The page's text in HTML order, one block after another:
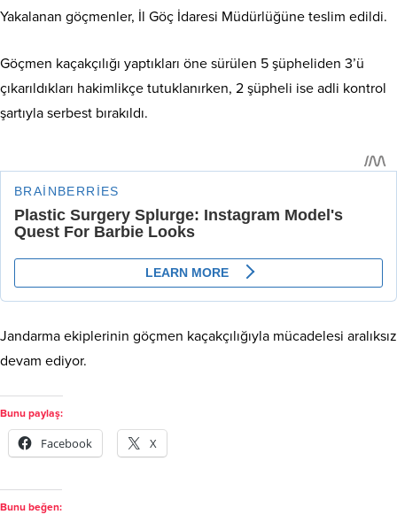
Yakalanan göçmenler, İl Göç İdaresi Müdürlüğüne teslim edildi.
Göçmen kaçakçılığı yaptıkları öne sürülen 5 şüpheliden 3’ü
çıkarıldıkları hakimlikçe tutuklanırken, 2 şüpheli ise adli kontrol
şartıyla serbest bırakıldı.
Jandarma ekiplerinin göçmen kaçakçılığıyla mücadelesi aralıksız
devam ediyor.
Bunu paylaş:
Facebook X
Bunu beğen: